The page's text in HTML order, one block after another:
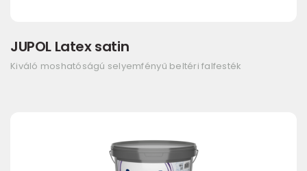
JUPOL Latex satin
Kiváló moshatóságú selyemfényű beltéri falfesték